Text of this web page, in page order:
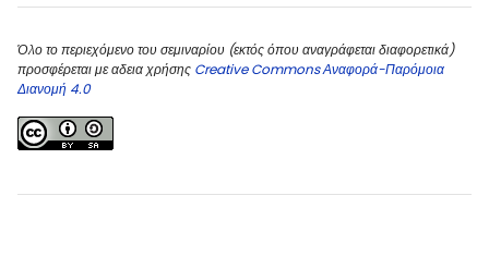
Όλο το περιεχόμενο του σεμιναρίου (εκτός όπου αναγράφεται διαφορετικά)
προσφέρεται με αδεια χρήσης Creative Commons Αναφορά-Παρόμοια
Διανομή 4.0